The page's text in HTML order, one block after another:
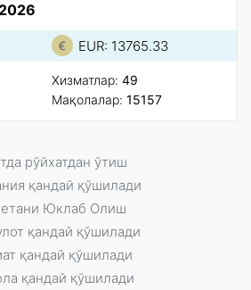
EUR: 13765.33
Xизматлар: 49
Мақолалар: 15157
рўйxатдан ўтиш
қандай қўшилади
Юклаб Олиш
қандай қўшилади
қандай қўшилади
қандай қўшилади